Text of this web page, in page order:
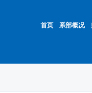
系部概况
首页